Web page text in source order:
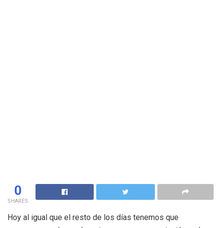
0
SHARES
Hoy al igual que el resto de los días tenemos que